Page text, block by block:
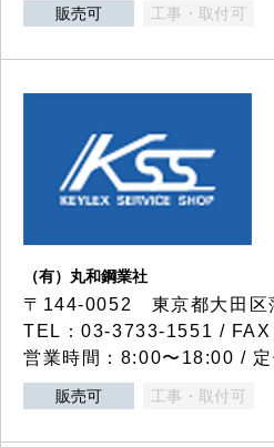
販売可 工事・取付可
（有）丸和鋼業社
〒144-0052 東京都大田区
TEL：03-3733-1551 /
営業時間：8:00〜18:00 /
販売可 工事・取付可